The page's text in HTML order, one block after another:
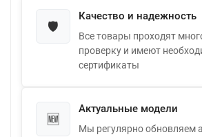
🛡️
Качество и надежность
Все товары проходят
проверку и имеют
сертификаты
🆕
Актуальные модели
Мы регулярно обновляем